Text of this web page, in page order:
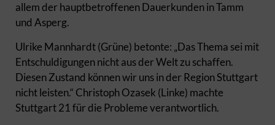
allem der hauptbetroffenen Dauerkunden in Tamm
und Asperg.
Ulrike Mannhardt (Grüne) betonte: „Das Thema sei mit
Entschuldigungen nicht aus der Welt zu schaffen.
Diesen Zustand können wir uns in der Region Stuttgart
nicht leisten.“ Christoph Ozasek (Linke) machte
Stuttgart 21 für die Probleme verantwortlich.